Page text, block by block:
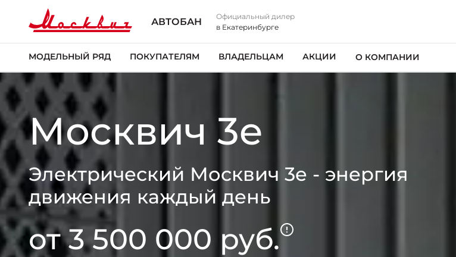
АВТОБАН
Официальный дилер
в Екатеринбурге
МОДЕЛЬНЫЙ РЯД ПОКУПАТЕЛЯМ ВЛАДЕЛЬЦАМ АКЦИИ О КОМПАНИИ
Москвич 3e
Электрический Москвич 3e - энергия
движения каждый день
от 3 500 000 руб.